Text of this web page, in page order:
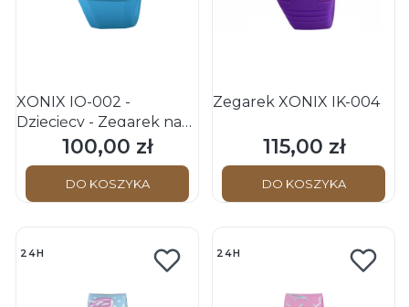
XONIX IO-002 -
Dziecięcy - Zegarek na
Cena
100,00 zł
DO KOSZYKA
Zegarek XONIX IK-004
Cena
115,00 zł
DO KOSZYKA
24H 24H